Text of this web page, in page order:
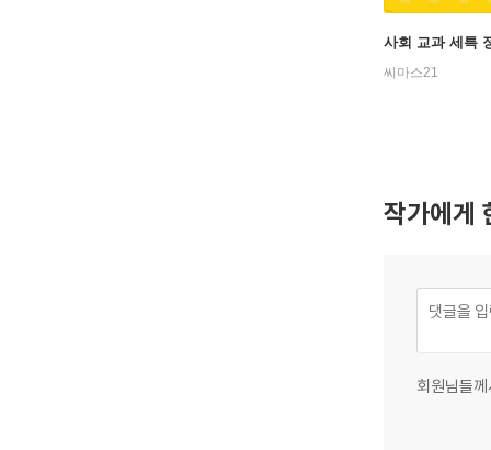
사회 교과 세특
씨마스21
작가에게
회원님들